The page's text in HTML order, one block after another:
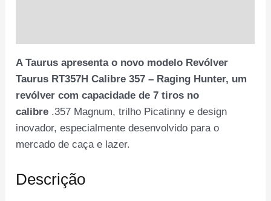
A Taurus apresenta o novo modelo Revólver
Taurus RT357H Calibre 357 – Raging Hunter, um
revólver com capacidade de 7 tiros no
calibre .357 Magnum, trilho Picatinny e design
inovador, especialmente desenvolvido para o
mercado de caça e lazer.
Descrição